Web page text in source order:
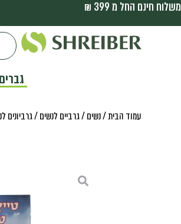
משלוח חינם החל מ 399 ₪
גברים
עמוד הבית/נשים/גרביים לנשים/גרביונים